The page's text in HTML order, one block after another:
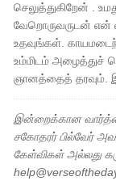
செலுத்துகிறேன் .
வேறொருவருடன் என்
உதவுங்கள்.
உம்மிடம் அழைத்துச்
ஞானத்தைத் தரவும்.
இன்றைக்கான
சகோதரர் பில்வேர்
கேள்விகள் அல்லது